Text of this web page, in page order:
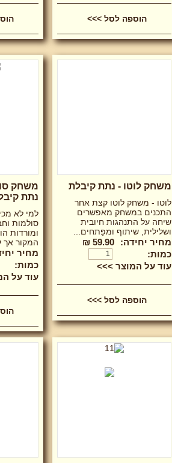
משחק לוטו - נתת קיבלת
לוטו - משחק לוטו קצת אחר
התכנים במשחק מאפשרים
שיחה על התנהגות חיובית
ושלילית, שיתוף ומפַתחים...
מחיר יחידה:
59.90 ₪
כמות:
עוד על המוצר >>>
משחק
נתת
למי לא
סולמות
ומורדות
המקור אך
מחיר
כמות:
עוד על